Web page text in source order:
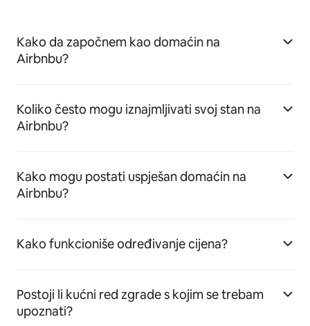
Kako da započnem kao domaćin na
Airbnbu?
Koliko često mogu iznajmljivati svoj stan na
Airbnbu?
Kako mogu postati uspješan domaćin na
Airbnbu?
Kako funkcioniše određivanje cijena?
Postoji li kućni red zgrade s kojim se trebam
upoznati?